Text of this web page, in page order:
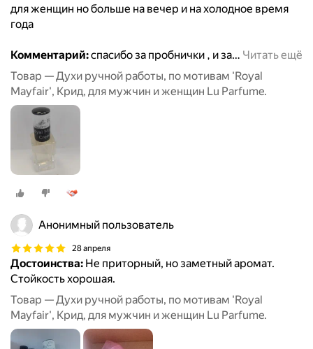
для женщин но больше на вечер и на холодное время
года
Комментарий:спасибо за пробнички , и за… Читать ещё
Товар — Духи ручной работы, по мотивам 'Royal
Mayfair', Крид, для мужчин и женщин Lu Parfume.
Анонимный пользователь
28 апреля
Достоинства: Не приторный, но заметный аромат.
Стойкость хорошая.
Товар — Духи ручной работы, по мотивам 'Royal
Mayfair', Крид, для мужчин и женщин Lu Parfume.